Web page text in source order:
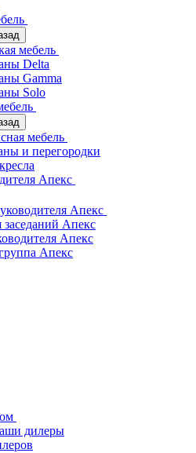
мебель
Delta
Gamma
Solo
мебель
и перегородки
Апекс
Апекс
Апекс
Апекс
Апекс
дилеры